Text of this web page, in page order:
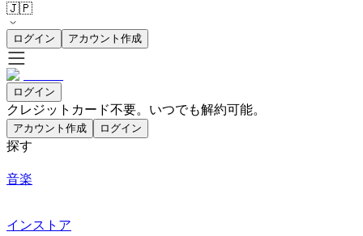
🇯🇵
ログイン アカウント作成
ログイン
クレジットカード不要。いつでも解約可能。
アカウント作成 ログイン
探す
音楽
インストア